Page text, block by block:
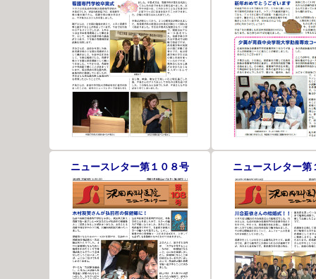
ニュースレター第１０８号 ニュースレター第